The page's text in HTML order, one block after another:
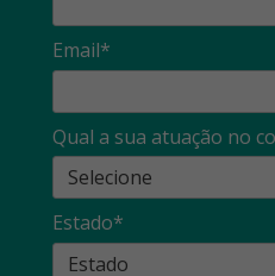
Email*
Qual a sua atuação no
Estado*